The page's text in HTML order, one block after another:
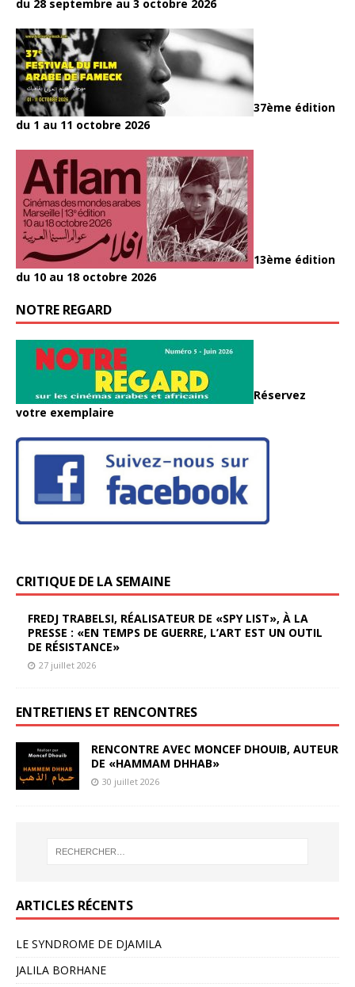
du 28 septembre au 3 octobre 2026
37ème édition
du 1 au 11 octobre 2026
13ème édition
du 10 au 18 octobre 2026
NOTRE REGARD
Réservez
votre exemplaire
CRITIQUE DE LA SEMAINE
FREDJ TRABELSI, RÉALISATEUR DE «SPY LIST», À LA
PRESSE : «EN TEMPS DE GUERRE, L’ART EST UN OUTIL
DE RÉSISTANCE»
27 juillet 2026
ENTRETIENS ET RENCONTRES
RENCONTRE AVEC MONCEF DHOUIB, AUTEUR
DE «HAMMAM DHHAB»
30 juillet 2026
ARTICLES RÉCENTS
LE SYNDROME DE DJAMILA
JALILA BORHANE